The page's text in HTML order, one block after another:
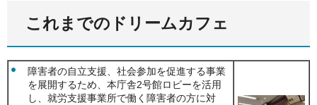
これまでのドリームカフェ
障害者の自立支援、社会参加を促進する事業
を展開するため、本庁舎2号館ロビーを活用
し、就労支援事業所で働く障害者の方に対